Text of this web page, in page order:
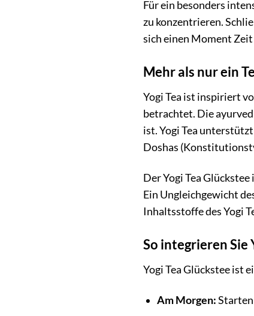
Für ein besonders
zu konzentrieren.
sich einen Moment Zeit
Mehr als nur ein
Yogi Tea ist inspiriert
betrachtet. Die
ist. Yogi Tea
Doshas
Der Yogi Tea
Ein Ungleichgewicht
Inhaltsstoffe des Yogi
So integrieren Sie
Yogi Tea Glückstee ist
Am Morgen:Starten